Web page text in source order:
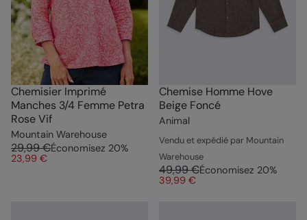
Chemisier Imprimé
Manches 3/4 Femme Petra
Rose Vif
Mountain Warehouse
29,99 €Économisez 20%
23,99 €
Chemise Homme Hove
Beige Foncé
Animal
Vendu et expédié par Mountain
Warehouse
49,99 €Économisez 20%
39,99 €